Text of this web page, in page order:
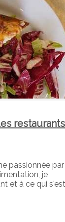
restaurants
passionnée par
je
et à ce qui s'est